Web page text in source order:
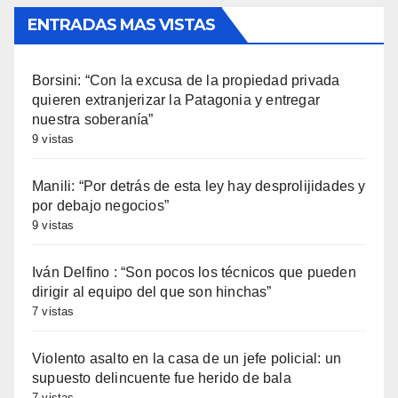
ENTRADAS MAS VISTAS
Borsini: “Con la excusa de la propiedad privada
quieren extranjerizar la Patagonia y entregar
nuestra soberanía”
9 vistas
Manili: “Por detrás de esta ley hay desprolijidades y
por debajo negocios”
9 vistas
Iván Delfino : “Son pocos los técnicos que pueden
dirigir al equipo del que son hinchas”
7 vistas
Violento asalto en la casa de un jefe policial: un
supuesto delincuente fue herido de bala